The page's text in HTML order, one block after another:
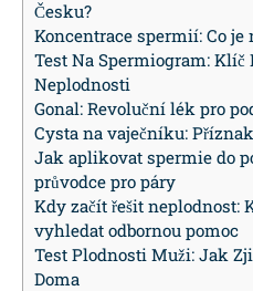
Česku?
Koncentrace spermií: Co
Test Na Spermiogram:
Neplodnosti
Gonal: Revoluční lék pro
Cysta na vaječníku:
Jak aplikovat spermie do
průvodce pro páry
Kdy začít řešit neplodnost:
vyhledat odbornou pomoc
Test Plodnosti Muži: Jak
Doma